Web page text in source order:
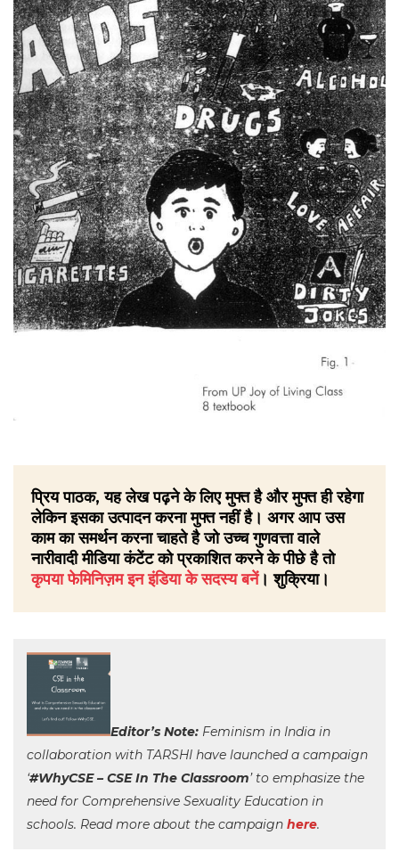
प्रिय पाठक, यह लेख पढ़ने के लिए मुफ्त है और मुफ्त ही रहेगा
लेकिन इसका उत्पादन करना मुफ्त नहीं है। अगर आप उस
काम का समर्थन करना चाहते है जो उच्च गुणवत्ता वाले
नारीवादी मीडिया कंटेंट को प्रकाशित करने के पीछे है तो
कृपया फेमिनिज़म इन इंडिया के सदस्य बनें। शुक्रिया।
Editor’s Note: Feminism in India in
collaboration with TARSHI have launched a campaign
‘#WhyCSE – CSE In The Classroom’ to emphasize the
need for Comprehensive Sexuality Education in
schools. Read more about the campaign here.